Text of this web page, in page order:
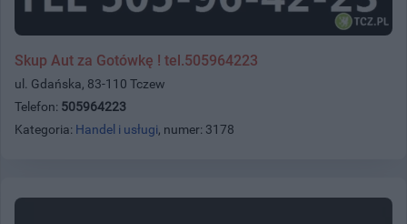
Skup Aut za Gotówkę ! tel.505964223
ul. Gdańska, 83-110 Tczew
Telefon: 505964223
Kategoria: Handel i usługi, numer: 3178